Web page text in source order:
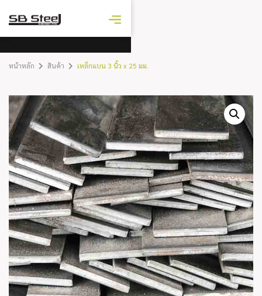
ราคาเหล็ก
หน้าหลัก สินค้า เหล็กแบน 3 นิ้ว x 25 มม.